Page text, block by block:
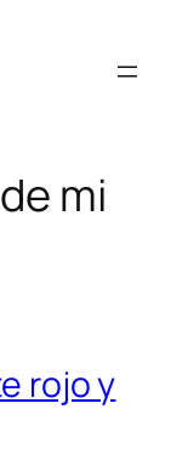
mi
rojo y